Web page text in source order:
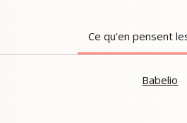
Ce qu’en pensent
Babelio